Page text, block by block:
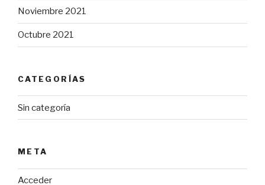
Noviembre 2021
Octubre 2021
CATEGORÍAS
Sin categoría
META
Acceder